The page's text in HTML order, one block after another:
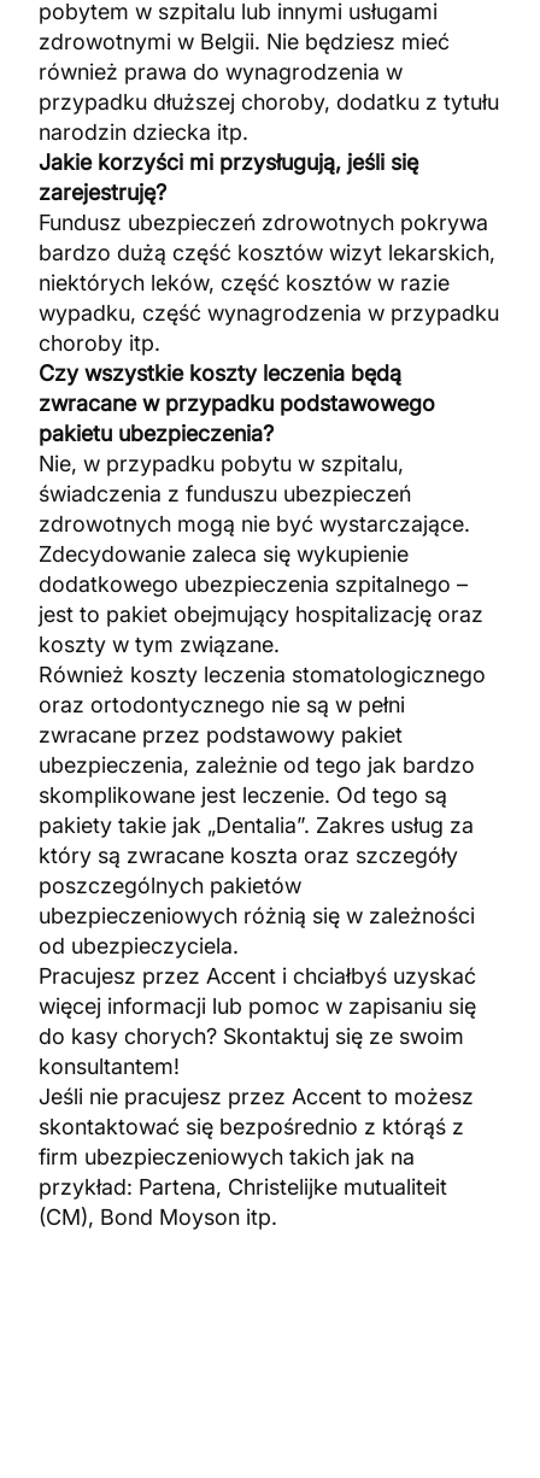
pobytem w szpitalu lub innymi usługami
zdrowotnymi w Belgii. Nie będziesz mieć
również prawa do wynagrodzenia w
przypadku dłuższej choroby, dodatku z tytułu
narodzin dziecka itp.
Jakie korzyści mi przysługują, jeśli się
zarejestruję?
Fundusz ubezpieczeń zdrowotnych pokrywa
bardzo dużą część kosztów wizyt lekarskich,
niektórych leków, część kosztów w razie
wypadku, część wynagrodzenia w przypadku
choroby itp.
Czy wszystkie koszty leczenia będą
zwracane w przypadku podstawowego
pakietu ubezpieczenia?
Nie, w przypadku pobytu w szpitalu,
świadczenia z funduszu ubezpieczeń
zdrowotnych mogą nie być wystarczające.
Zdecydowanie zaleca się wykupienie
dodatkowego ubezpieczenia szpitalnego –
jest to pakiet obejmujący hospitalizację oraz
koszty w tym związane.
Również koszty leczenia stomatologicznego
oraz ortodontycznego nie są w pełni
zwracane przez podstawowy pakiet
ubezpieczenia, zależnie od tego jak bardzo
skomplikowane jest leczenie. Od tego są
pakiety takie jak „Dentalia”. Zakres usług za
który są zwracane koszta oraz szczegóły
poszczególnych pakietów
ubezpieczeniowych różnią się w zależności
od ubezpieczyciela.
Pracujesz przez Accent i chciałbyś uzyskać
więcej informacji lub pomoc w zapisaniu się
do kasy chorych? Skontaktuj się ze swoim
konsultantem!
Jeśli nie pracujesz przez Accent to możesz
skontaktować się bezpośrednio z którąś z
firm ubezpieczeniowych takich jak na
przykład: Partena, Christelijke mutualiteit
(CM), Bond Moyson itp.